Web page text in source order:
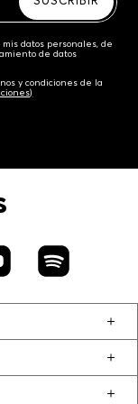
mis datos personales, de
de datos
y condiciones de la